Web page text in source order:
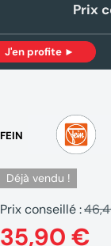
Prix
J'en profite ►
FEIN
Déjà vendu !
Prix conseillé :
35,90 €